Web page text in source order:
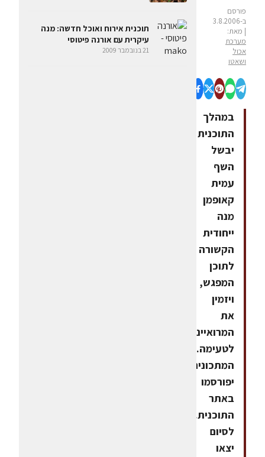
פורסם
ב-3.8.2006
| מאת:
מערכת
אכול
ושאטו
במהלך
התוכנית
יבשל
השף
עמית
קאופמן
מנה
ייחודית
הקשורה
לתוכן
המפגש,
ויזמין
את
המרואיינים
לטעימה.
המתכונים
יפורסמו
באתר
התוכנית.
לסיום
יצאו
תוכנית אירוח ואוכל חדשה: מנה
עיקרית עם אורנה פיטוסי
21 בנובמבר 2009